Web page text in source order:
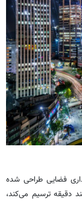
فضایی طراحی شده
دقیقه ترسیم می‌کند،